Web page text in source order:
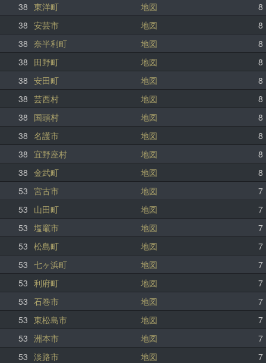
38 東洋町 地図
8
38 安芸市 地図
8
38 奈半利町 地図
8
38 田野町 地図
8
38 安田町 地図
8
38 芸西村 地図
8
38 国頭村 地図
8
38 名護市 地図
8
38 宜野座村 地図
8
38 金武町 地図
8
53 宮古市 地図
7
53 山田町 地図
7
53 塩竈市 地図
7
53 松島町 地図
7
53 七ヶ浜町 地図
7
53 利府町 地図
7
53 石巻市 地図
7
53 東松島市 地図
7
53 洲本市 地図
7
53 淡路市 地図
7